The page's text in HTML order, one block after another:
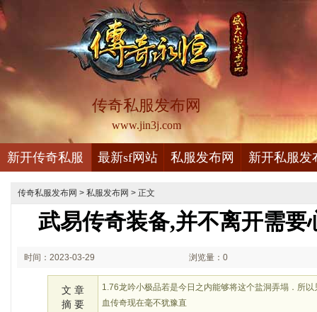
传奇私服发布网
www.jin3j.com
新开传奇私服 最新sf网站 私服发布网 新开私服发
传奇私服发布网 > 私服发布网 > 正文
武易传奇装备,并不离开需要
时间：2023-03-29 浏览量：0
文 章
摘 要
1.76龙吟小极品若是今日之内能够将这个盐洞弄塌．所
血传奇现在毫不犹豫直